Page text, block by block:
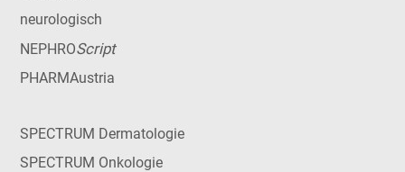
neurologisch
NEPHROScript
PHARMAustria
SPECTRUM Dermatologie
SPECTRUM Onkologie